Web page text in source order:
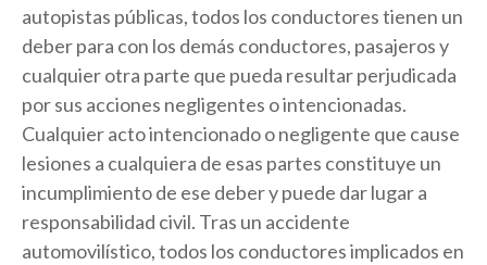
autopistas públicas, todos los conductores tienen un
deber para con los demás conductores, pasajeros y
cualquier otra parte que pueda resultar perjudicada
por sus acciones negligentes o intencionadas.
Cualquier acto intencionado o negligente que cause
lesiones a cualquiera de esas partes constituye un
incumplimiento de ese deber y puede dar lugar a
responsabilidad civil. Tras un accidente
automovilístico, todos los conductores implicados en